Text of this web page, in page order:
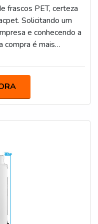
frascos PET, certeza
Solicitando um
e conhecendo a
compra é mais
Esse tipo de
e durabilidade dos
com substituições
com suas
procura por
segura, vai até o
garrafas e potes,
a fidelização do
custo-